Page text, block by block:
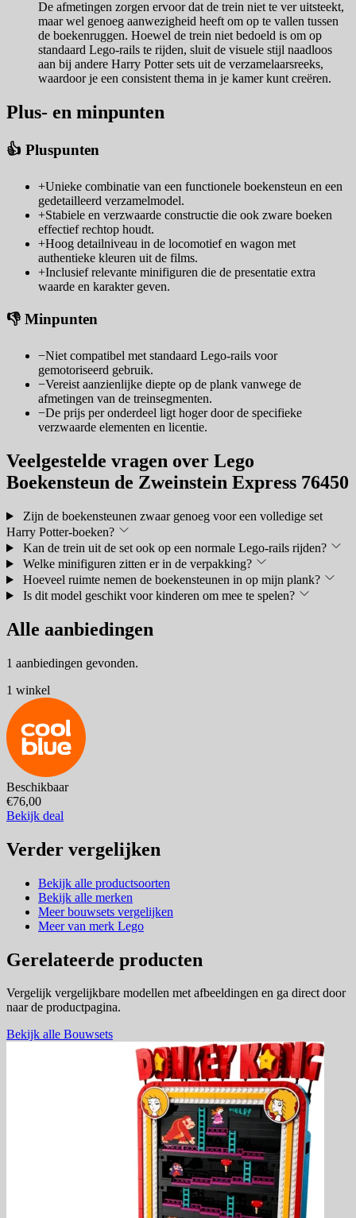
De afmetingen zorgen ervoor dat de trein niet te ver uitsteekt,
maar wel genoeg aanwezigheid heeft om op te vallen tussen
de boekenruggen. Hoewel de trein niet bedoeld is om op
standaard Lego-rails te rijden, sluit de visuele stijl naadloos
aan bij andere Harry Potter sets uit de verzamelaarsreeks,
waardoor je een consistent thema in je kamer kunt creëren.
Plus- en minpunten
👍 Pluspunten
+Unieke combinatie van een functionele boekensteun en een
gedetailleerd verzamelmodel.
+Stabiele en verzwaarde constructie die ook zware boeken
effectief rechtop houdt.
+Hoog detailniveau in de locomotief en wagon met
authentieke kleuren uit de films.
+Inclusief relevante minifiguren die de presentatie extra
waarde en karakter geven.
👎 Minpunten
−Niet compatibel met standaard Lego-rails voor
gemotoriseerd gebruik.
−Vereist aanzienlijke diepte op de plank vanwege de
afmetingen van de treinsegmenten.
−De prijs per onderdeel ligt hoger door de specifieke
verzwaarde elementen en licentie.
Veelgestelde vragen over Lego
Boekensteun de Zweinstein Express 76450
Zijn de boekensteunen zwaar genoeg voor een volledige set
Harry Potter-boeken?
Kan de trein uit de set ook op een normale Lego-rails rijden?
Welke minifiguren zitten er in de verpakking?
Hoeveel ruimte nemen de boekensteunen in op mijn plank?
Is dit model geschikt voor kinderen om mee te spelen?
Alle aanbiedingen
1 aanbiedingen gevonden.
1 winkel
Beschikbaar
€76,00
Bekijk deal
Verder vergelijken
Bekijk alle productsoorten
Bekijk alle merken
Meer bouwsets vergelijken
Meer van merk Lego
Gerelateerde producten
Vergelijk vergelijkbare modellen met afbeeldingen en ga direct door
naar de productpagina.
Bekijk alle Bouwsets